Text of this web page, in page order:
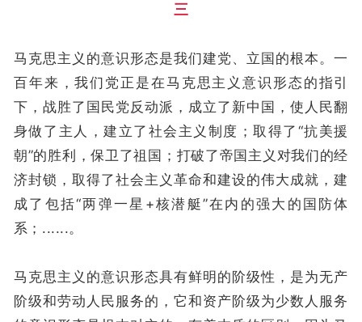
三
马克思主义的意识形态是我们建党、立国的根本。一
百年来，我们党正是在马克思主义意识形态的指引
下，战胜了国民党反动派，成立了新中国，使人民翻
身做了主人，建立了社会主义制度；取得了“抗美援
朝”的胜利，保卫了祖国；打破了帝国主义对我们的经
济封锁，取得了社会主义革命和建设的伟大成就，建
成了包括“两弹一星+核潜艇”在内的强大的国防体
系；......。
马克思主义的意识形态具有鲜明的阶级性，是为无产
阶级和劳动人民服务的，它和资产阶级为少数人服务